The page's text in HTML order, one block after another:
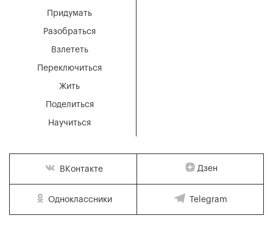
Придумать
Разобраться
Взлететь
Переключиться
Жить
Поделиться
Научиться
ВКонтакте Дзен
Одноклассники Telegram